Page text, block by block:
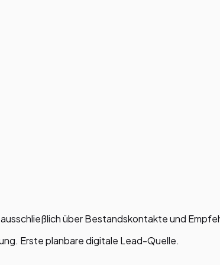
über Bestandskontakte und
Erste planbare digitale Lead-Quelle.